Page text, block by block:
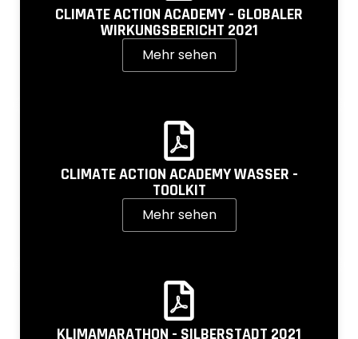
CLIMATE ACTION ACADEMY - GLOBALER
WIRKUNGSBERICHT 2021
Mehr sehen
CLIMATE ACTION ACADEMY WASSER -
TOOLKIT
Mehr sehen
KLIMAMARATHON - SILBERSTADT 2021